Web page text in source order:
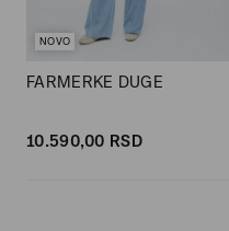
NOVO
FARMERKE DUGE
10.590,00 RSD